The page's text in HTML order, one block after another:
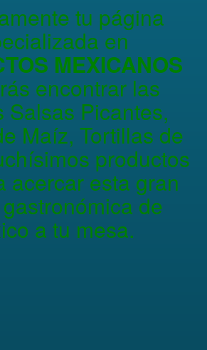
tu página
en
MEXICANOS
encontrar las
Salsas Picantes,
Maíz, Tortillas de
productos
acercar esta gran
de
a tu mesa.